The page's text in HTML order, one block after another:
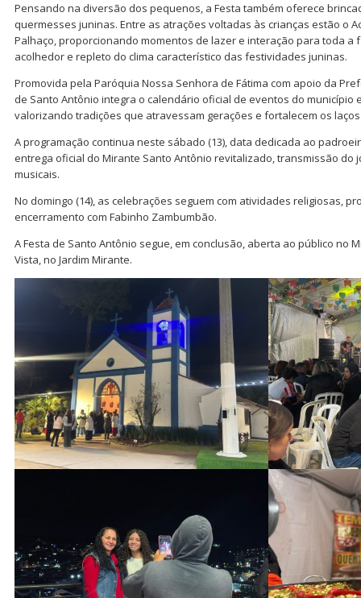
Pensando na diversão dos pequenos, a Festa também oferece
quermesses juninas. Entre as atrações voltadas às crianças estão o
Palhaço, proporcionando momentos de lazer e interação para toda a
acolhedor e repleto do clima característico das festividades juninas.
Promovida pela Paróquia Nossa Senhora de Fátima com apoio da
de Santo Antônio integra o calendário oficial de eventos do município
valorizando tradições que atravessam gerações e fortalecem os
A programação continua neste sábado (13), data dedicada ao
entrega oficial do Mirante Santo Antônio revitalizado, transmissão do
musicais.
No domingo (14), as celebrações seguem com atividades religiosas,
encerramento com Fabinho Zambumbão.
A Festa de Santo Antônio segue, em conclusão, aberta ao público no
Vista, no Jardim Mirante.